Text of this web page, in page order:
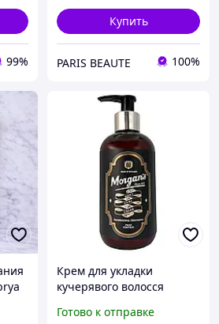
99%
Купить
PARIS BEAUTE 100%
Крем для укладки
кучерявого волосся
Cream зволоження та
Готово к отправке